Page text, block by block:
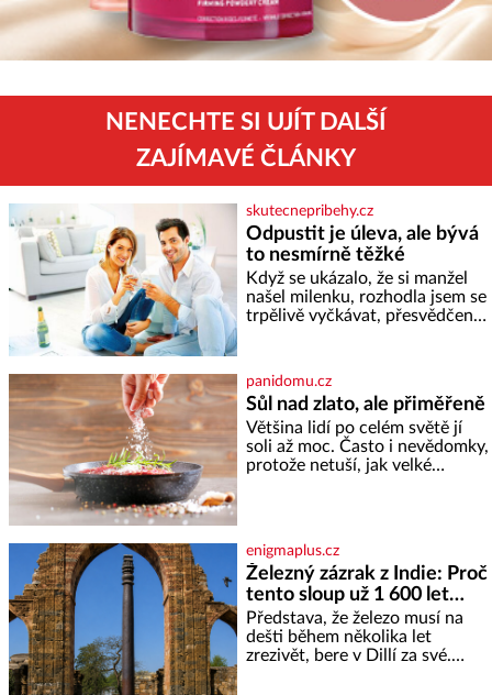
NENECHTE SI UJÍT DALŠÍ
ZAJÍMAVÉ ČLÁNKY
skutecnepribehy.cz
Odpustit je úleva, ale bývá
to nesmírně těžké
Když se ukázalo, že si manžel
našel milenku, rozhodla jsem se
trpělivě vyčkávat, přesvědčena,
nejtěžších věcí na světě. Ale
každý, kdo s tím má nějaké
zkušenosti, se zapřísahá, že
pokud odpustíte, znatelně se
vám uleví. Když se ke mně
doneslo, že si manžel pořídil
panidomu.cz
Sůl nad zlato, ale přiměřeně
Většina lidí po celém světě jí
soli až moc. Často i nevědomky,
protože netuší, jak velké
sladkých. Sůl je zdravá Ale v
ani ne třetinovém množství, než
je pro většinu populace běžné.
Její základní složky– sodík a
chlór – jsou zásadní pro
správné hospodaření
enigmaplus.cz
Železný zázrak z Indie: Proč
tento sloup už 1 600 let
nezná rez?
Představa, že železo musí na
dešti během několika let
zrezivět, bere v Dillí za své.